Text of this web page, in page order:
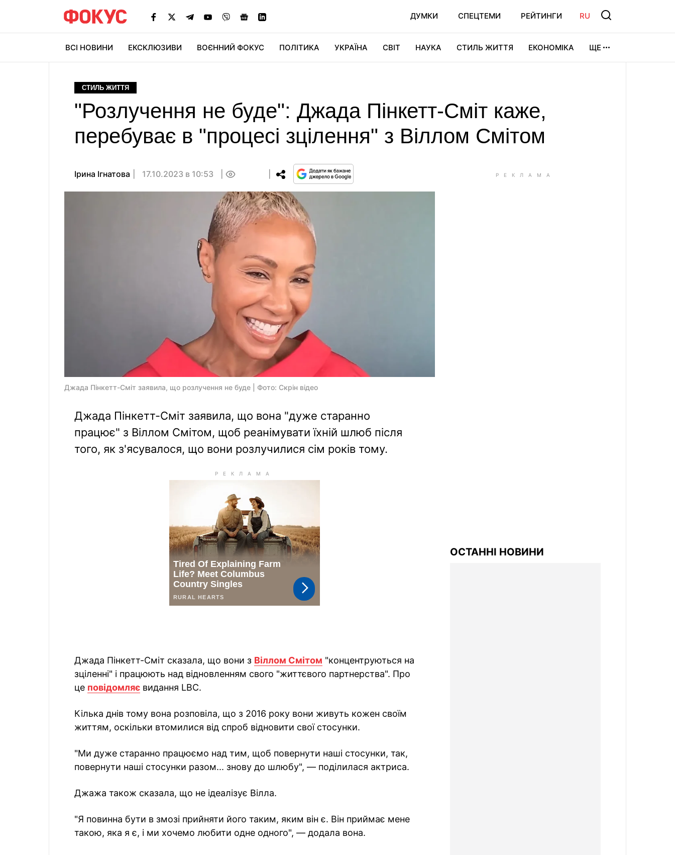
ДУМКИ СПЕЦТЕМИ РЕЙТИНГИ RU
ВСІ НОВИНИ ЕКСКЛЮЗИВИ ВОЄННИЙ ФОКУС ПОЛІТИКА УКРАЇНА СВІТ НАУКА СТИЛЬ ЖИТТЯ ЕКОНОМІКА ЩЕ
СТИЛЬ ЖИТТЯ
"Розлучення не буде": Джада Пінкетт-Сміт каже,
перебуває в "процесі зцілення" з Віллом Смітом
Ірина Ігнатова 17.10.2023 в 10:53
Джада Пінкетт-Сміт заявила, що розлучення не буде | Фото: Скрін відео
Джада Пінкетт-Сміт заявила, що вона "дуже старанно
працює" з Віллом Смітом, щоб реанімувати їхній шлюб після
того, як з'ясувалося, що вони розлучилися сім років тому.
Джада Пінкетт-Сміт сказала, що вони з Віллом Смітом "концентруються на
зціленні" і працюють над відновленням свого "життєвого партнерства". Про
це повідомляє видання LBC.
Кілька днів тому вона розповіла, що з 2016 року вони живуть кожен своїм
життям, оскільки втомилися від спроб відновити свої стосунки.
"Ми дуже старанно працюємо над тим, щоб повернути наші стосунки, так,
повернути наші стосунки разом... знову до шлюбу", — поділилася актриса.
Джажа також сказала, що не ідеалізує Вілла.
"Я повинна бути в змозі прийняти його таким, яким він є. Він приймає мене
такою, яка я є, і ми хочемо любити одне одного", — додала вона.
ОСТАННІ НОВИНИ